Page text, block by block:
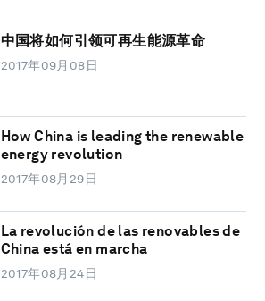
中国将如何引领可再生能源革命
2017年09月08日
How China is leading the renewable
energy revolution
2017年08月29日
La revolución de las renovables de
China está en marcha
2017年08月24日